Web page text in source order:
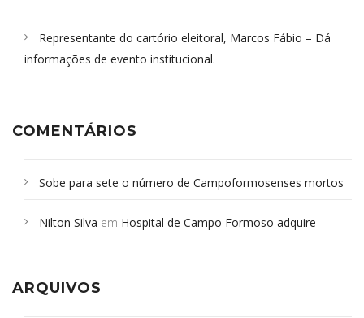
Representante do cartório eleitoral, Marcos Fábio – Dá
informações de evento institucional.
COMENTÁRIOS
Sobe para sete o número de Campoformosenses mortos
Campoformosenses que morreram em desabamentos são
Nilton Silva em Hospital de Campo Formoso adquire
ARQUIVOS